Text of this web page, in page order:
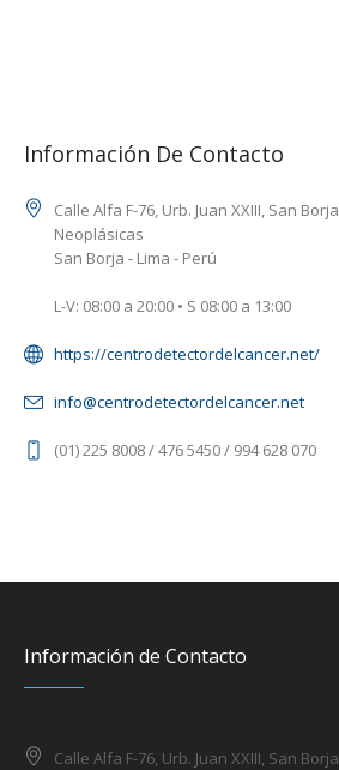
Información De Contacto
Calle Alfa F-76, Urb. Juan XXIII, San
Neoplásicas
San Borja - Lima - Perú
L-V: 08:00 a 20:00 • S 08:00 a 13:00
https://centrodetectordelcancer.net/
info@centrodetectordelcancer.net
(01) 225 8008 / 476 5450 / 994 628 070
Información de Contacto
Calle Alfa F-76, Urb. Juan XXIII, San